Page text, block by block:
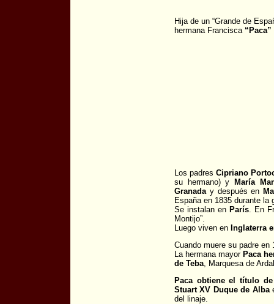
Hija de un “Grande de
hermana Francisca “Paca”
Los padresCipriano
su hermano) y
María
Granaday después en
España en 1835 durante
Se instalan en París. En
Montijo”.
Luego viven en Inglaterra
Cuando muere su padre
La hermana mayor Paca
de Teba, Marquesa de
Paca obtiene el título
Stuart XV Duque de Alba
del linaje.